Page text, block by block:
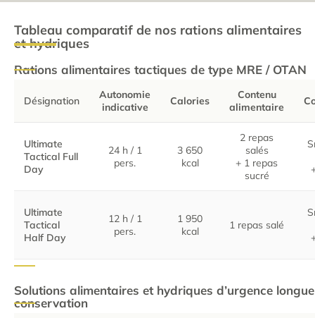
Tableau comparatif de nos rations alimentaires
et hydriques
Rations alimentaires tactiques de type MRE / OTAN
Désignation
Autonomie
indicative
Calories
Contenu
alimentaire
alimentaire
Ultimate
Tactical Full
Day
24 h / 1
pers.
3 650
kcal
2 repas
salés
+ 1 repas
sucré
Ultimate
Tactical
Half Day
12 h / 1
pers.
1 950
kcal
1 repas salé
Solutions alimentaires et hydriques d’urgence longue
conservation